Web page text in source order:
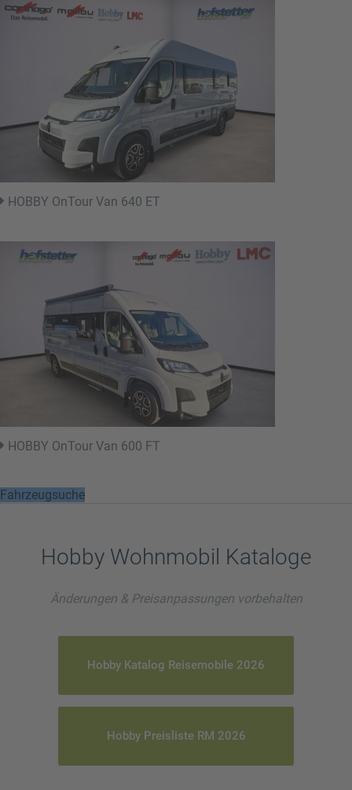
HOBBY OnTour Van 640 ET
HOBBY OnTour Van 600 FT
Fahrzeugsuche
Hobby Wohnmobil Kataloge
Änderungen & Preisanpassungen vorbehalten
Hobby Katalog Reisemobile 2026
Hobby Preisliste RM 2026